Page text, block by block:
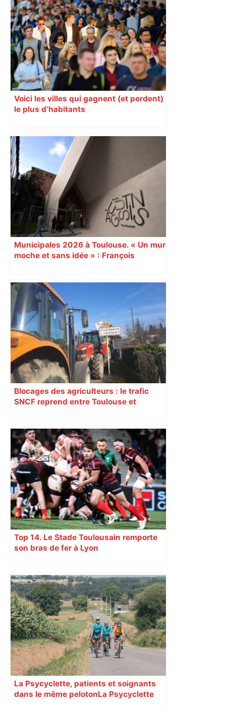
mouvement, vif et spectaculaire.
Décryptage. Série (4 / 10)
Voici les villes qui gagnent (et perdent)
le plus d’habitants
Municipales 2026 à Toulouse. « Un mur
moche et sans idée » : François
Augustins
Blocages des agriculteurs : le trafic
SNCF reprend entre Toulouse et
Top 14. Le Stade Toulousain remporte
son bras de fer à Lyon
La Psycyclette, patients et soignants
dans le même peloton​​​​​​ La Psycyclette